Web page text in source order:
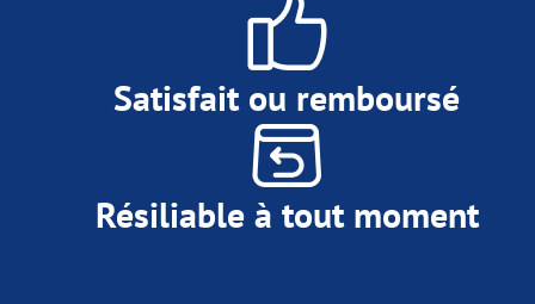
Satisfait ou remboursé
Résiliable à tout moment